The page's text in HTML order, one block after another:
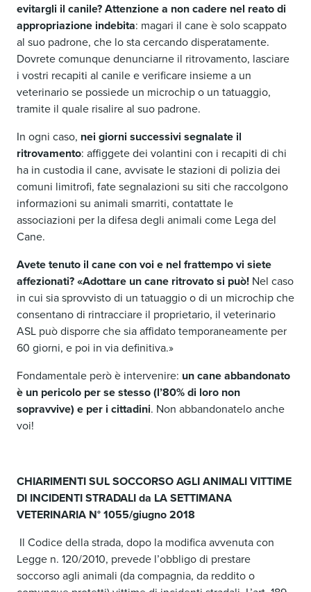
evitargli il canile? Attenzione a non cadere nel reato di
appropriazione indebita: magari il cane è solo scappato
al suo padrone, che lo sta cercando disperatamente.
Dovrete comunque denunciarne il ritrovamento, lasciare
i vostri recapiti al canile e verificare insieme a un
veterinario se possiede un microchip o un tatuaggio,
tramite il quale risalire al suo padrone.
In ogni caso, nei giorni successivi segnalate il
ritrovamento: affiggete dei volantini con i recapiti di chi
ha in custodia il cane, avvisate le stazioni di polizia dei
comuni limitrofi, fate segnalazioni su siti che raccolgono
informazioni su animali smarriti, contattate le
associazioni per la difesa degli animali come Lega del
Cane.
Avete tenuto il cane con voi e nel frattempo vi siete
affezionati? «Adottare un cane ritrovato si può! Nel caso
in cui sia sprovvisto di un tatuaggio o di un microchip che
consentano di rintracciare il proprietario, il veterinario
ASL può disporre che sia affidato temporaneamente per
60 giorni, e poi in via definitiva.»
Fondamentale però è intervenire: un cane abbandonato
è un pericolo per se stesso (l’80% di loro non
sopravvive) e per i cittadini. Non abbandonatelo anche
voi!
CHIARIMENTI SUL SOCCORSO AGLI ANIMALI VITTIME
DI INCIDENTI STRADALI da LA SETTIMANA
VETERINARIA N° 1055/giugno 2018
Il Codice della strada, dopo la modifica avvenuta con
Legge n. 120/2010, prevede l’obbligo di prestare
soccorso agli animali (da compagnia, da reddito o